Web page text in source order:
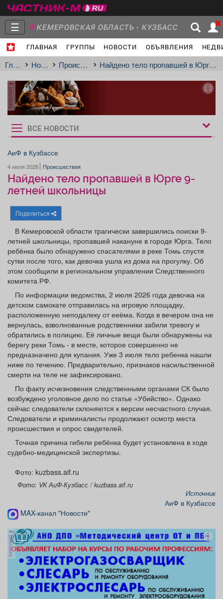
☰ КЕМЕРОВСКАЯ ОБЛАСТЬ - КУЗБАСС
ГЛАВНАЯ ГРУППЫ НОВОСТИ ОБЪЯВЛЕНИЯ
Главная
Группы
Объявления Недвижимость Услуги
Работа Компании
Афиша Обучение Проекты
Товары
ТВ программа Я - пенсионер
Главная Новости Происшествия Найдено тело пропавшей в Юрге 9-летней школьницы
реклама
Рукбрики
новостей
ВСЕ НОВОСТИ
АиФ в Кузбассе
4 июля 2026 Происшествия
Найдено тело пропавшей в Юрге 9-
летней школьницы
Поделиться
В Кемеровской области трагически завершились поиски 9-
летней школьницы, пропавшей накануне в городе Юрга. Тело
ребёнка было обнаружено спасателями в реке Томь спустя
сутки после того, как девочка ушла из дома на прогулку. Об
этом сообщили в региональном управлении Следственного
комитета РФ.
По информации ведомства, 2 июля 2026 года девочка на
детском самокате отправилась на игровую площадку,
расположенную неподалеку от ееёма. Когда в вечером она не
вернулась, взволнованные родственники забили тревогу и
обратились в полицию. Её личные вещи были обнаружены на
берегу реки Томь - в месте, которое совершенно не
предназначено для купания. Уже 3 июля тело ребенка нашли
ниже по течению. Предварительно, признаков насильственной
смерти на теле не зафиксировано.
По факту исчезновения следственными органами СК было
возбуждено уголовное дело по статье «Убийство». Однако
сейчас следователи склоняются к версии несчастного случая.
Следователи и криминалисты продолжают осмотр места
происшествия и опрос свидетелей.
Точная причина гибели ребёнка будет установлена в ходе
судебно-медицинской экспертизы.
Фото: kuzbass.aif.ru
Фото: VK АиФ-Кузбасс / kuzbass.aif.ru
Источник
АиФ в Кузбассе
MAX-канал "Новости"
реклама